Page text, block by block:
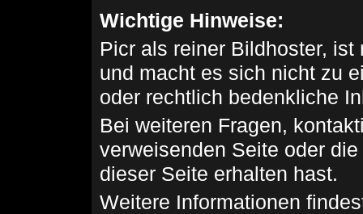
Wichtige Hinweise:
Picr als reiner Bildhoster,
und macht es sich nicht zu
oder rechtlich bedenkliche
Bei weiteren Fragen,
verweisenden Seite oder
dieser Seite erhalten hast.
Weitere Informationen